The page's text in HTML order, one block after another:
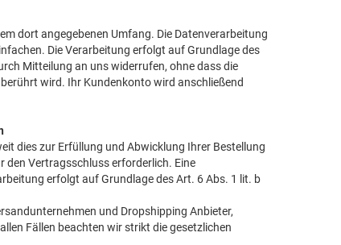
dort angegebenen Umfang. Die Datenverarbeitung
Die Verarbeitung erfolgt auf Grundlage des
Mitteilung an uns widerrufen, ohne dass die
wird. Ihr Kundenkonto wird anschließend
dies zur Erfüllung und Abwicklung Ihrer Bestellung
den Vertragsschluss erforderlich. Eine
erfolgt auf Grundlage des Art. 6 Abs. 1 lit. b
und Dropshipping Anbieter,
Fällen beachten wir strikt die gesetzlichen